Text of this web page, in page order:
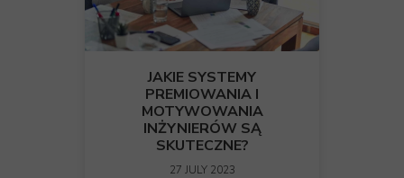
JAKIE SYSTEMY
PREMIOWANIA I
MOTYWOWANIA
INŻYNIERÓW SĄ
SKUTECZNE?
27 JULY 2023